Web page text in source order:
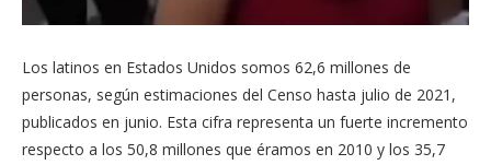
Los latinos en Estados Unidos somos 62,6 millones de
personas, según estimaciones del Censo hasta julio de 2021,
publicados en junio. Esta cifra representa un fuerte incremento
respecto a los 50,8 millones que éramos en 2010 y los 35,7